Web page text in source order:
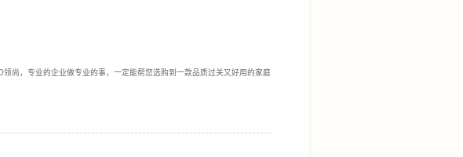
尚，专业的企业做专业的事，一定能帮您选购到一款品质过关又好用的家庭